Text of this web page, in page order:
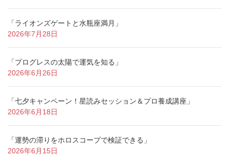
「ライオンズゲートと水瓶座満月」
2026年7月28日
「プログレスの太陽で運気を知る」
2026年6月26日
「七夕キャンペーン！星読みセッション＆プロ養成講座」
2026年6月18日
「運勢の滞りをホロスコープで検証できる」
2026年6月15日